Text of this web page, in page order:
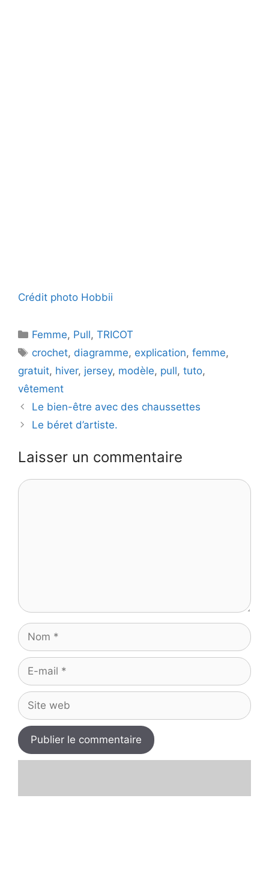
Crédit photo Hobbii
Catégories
Femme, Pull,TRICOT
Étiquettes
crochet, diagramme, explication,femme,
gratuit, hiver, jersey, modèle, pull, tuto,
vêtement
Le bien-être avec des chaussettes
Le béret d’artiste.
Laisser un commentaire
Commentaire
Nom
E-
mail
Site
web